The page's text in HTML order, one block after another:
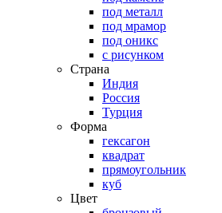
под металл
под мрамор
под оникс
с рисунком
Страна
Индия
Россия
Турция
Форма
гексагон
квадрат
прямоугольник
куб
Цвет